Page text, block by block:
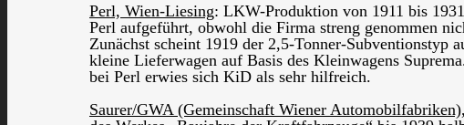
Perl, Wien-Liesing: LKW-Produktion von 1911 bis
Perl aufgeführt, obwohl die Firma streng genommen
Zunächst scheint 1919 der 2,5-Tonner-Subventionstyp
kleine Lieferwagen auf Basis des Kleinwagens
bei Perl erwies sich KiD als sehr hilfreich.
Saurer/GWA (Gemeinschaft Wiener